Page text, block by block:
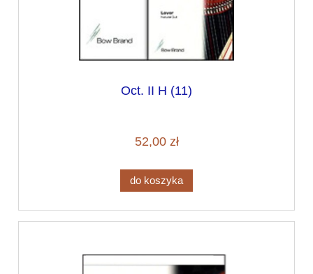
Oct. II H (11)
52,00 zł
do koszyka